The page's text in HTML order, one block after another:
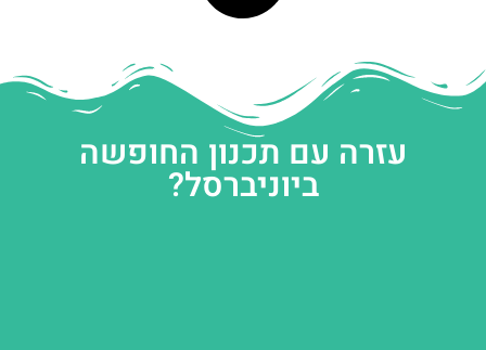
עזרה עם תכנון החופשה
ביוניברסל?